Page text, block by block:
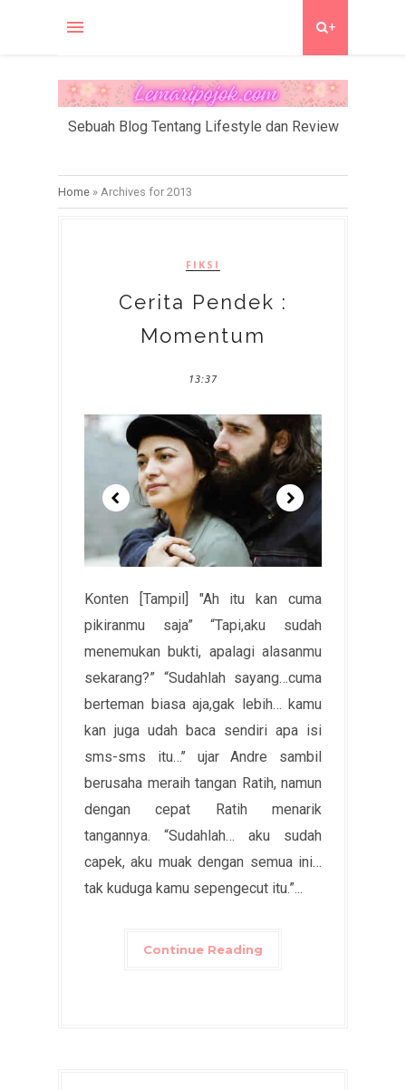
+
Sebuah Blog Tentang Lifestyle dan Review
Home » Archives for 2013
FIKSI
Cerita Pendek :
Momentum
13:37
Konten [Tampil] "Ah itu kan cuma
pikiranmu saja” “Tapi,aku sudah
menemukan bukti, apalagi alasanmu
sekarang?” “Sudahlah sayang…cuma
berteman biasa aja,gak lebih… kamu
kan juga udah baca sendiri apa isi
sms-sms itu…’’ ujar Andre sambil
berusaha meraih tangan Ratih, namun
dengan cepat Ratih menarik
tangannya. “Sudahlah… aku sudah
capek, aku muak dengan semua ini…
tak kuduga kamu sepengecut itu.”...
Continue Reading